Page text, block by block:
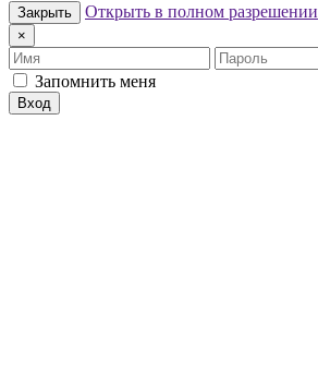
Закрыть Открыть в полном разрешении
×
Имя
Пароль
Запомнить меня
Вход